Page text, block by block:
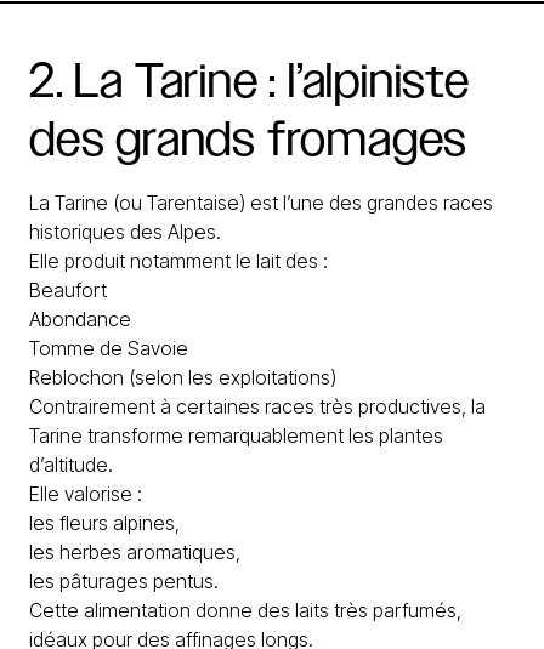
2. La Tarine : l’alpiniste
des grands fromages
La Tarine (ou Tarentaise) est l’une des grandes races
historiques des Alpes.
Elle produit notamment le lait des :
Beaufort
Abondance
Tomme de Savoie
Reblochon (selon les exploitations)
Contrairement à certaines races très productives, la
Tarine transforme remarquablement les plantes
d’altitude.
Elle valorise :
les fleurs alpines,
les herbes aromatiques,
les pâturages pentus.
Cette alimentation donne des laits très parfumés,
idéaux pour des affinages longs.